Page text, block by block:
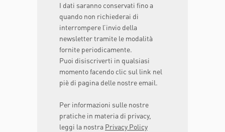
I dati saranno conservati fino a
quando non richiederai di
interrompere l’invio della
newsletter tramite le modalità
fornite periodicamente.
Puoi disiscriverti in qualsiasi
momento facendo clic sul link nel
piè di pagina delle nostre email.
Per informazioni sulle nostre
pratiche in materia di privacy,
leggi la nostra Privacy Policy